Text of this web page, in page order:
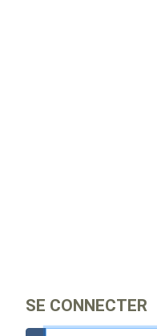
SE CONNECTER